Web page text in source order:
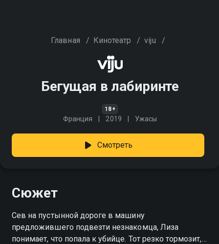
Главная / Кинотеатр / viju /
Бегущая в лабиринте
18+
Франция 2019 Ужасы
Смотреть
Сюжет
Сев на пустынной дороге в машину
предложившего подвезти незнакомца, Лиза
понимает, что попала к убийце. Тот резко тормозит, и